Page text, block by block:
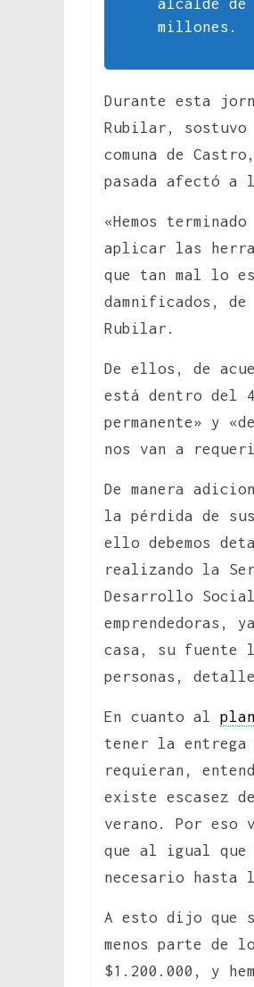
millones.
Durante esta
Rubilar,
comuna de
pasada afectó
«Hemos
aplicar las
que tan mal lo
damnificados,
Rubilar.
De ellos, de
está dentro del
permanente» y
nos van a
De manera
la pérdida de
ello debemos
realizando la
Desarrollo
emprendedoras,
casa, su fuente
personas,
En cuanto al plan
tener la entrega
requieran,
existe escasez
verano. Por eso
que al igual que
necesario
A esto dijo que
menos parte de
$1.200.000, y